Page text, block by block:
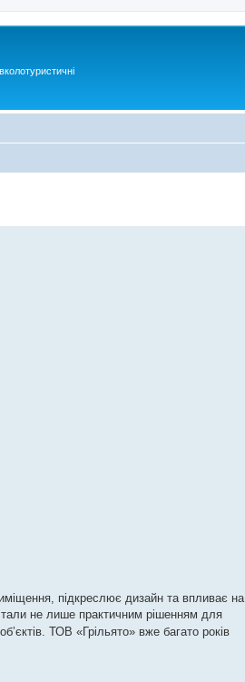
підкреслює дизайн та впливає на
не лише практичним рішенням для
ТОВ «Грільято» вже багато років